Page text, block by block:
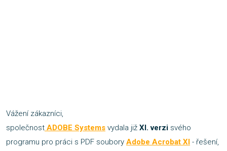
Vážení zákazníci,
společnost ADOBE Systems vydala již XI. verzi svého
programu pro práci s PDF soubory Adobe Acrobat XI - řešení,